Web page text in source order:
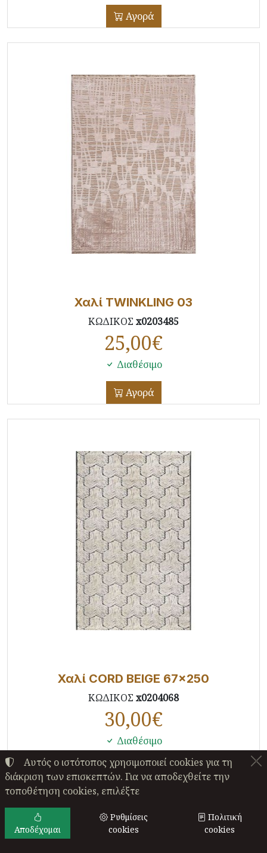
Αγορά
Χαλί TWINKLING 03
ΚΩΔΙΚΟΣ x0203485
25,00€
Διαθέσιμο
Αγορά
Χαλί CORD BEIGE 67x250
ΚΩΔΙΚΟΣ x0204068
30,00€
Διαθέσιμο
Αγορά
Αυτός ο ιστότοπος χρησιμοποιεί cookies για τη
διάκριση των επισκεπτών. Για να αποδεχθείτε την
τοποθέτηση cookies, επιλέξτε
Αποδέχομαι
Ρυθμίσεις
cookies
Πολιτική
cookies